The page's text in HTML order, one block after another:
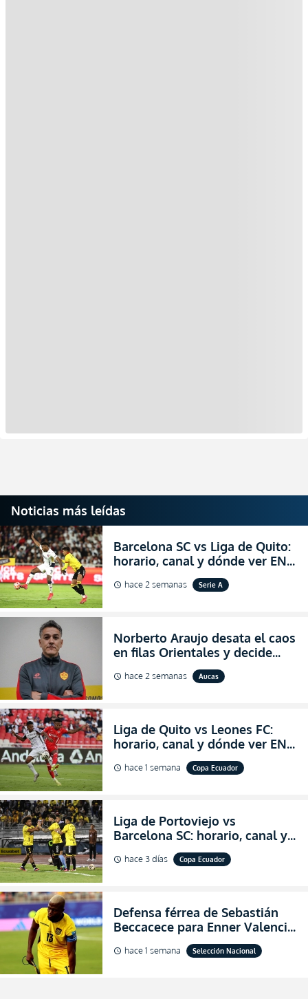
Noticias más leídas
Barcelona SC vs Liga de Quito:
horario, canal y dónde ver EN
VIVO la Fecha 22 de la LigaPro
2026
schedule hace 2 semanas Serie A
Norberto Araujo desata el caos
en filas Orientales y decide
abandonar la dirección técnica
de Aucas
schedule hace 2 semanas Aucas
Liga de Quito vs Leones FC:
horario, canal y dónde ver EN
VIVO los octavos de final de la
Copa Ecuador 2026
schedule hace 1 semana Copa Ecuador
Liga de Portoviejo vs
Barcelona SC: horario, canal y
dónde ver EN VIVO los octavos
de final de la Copa Ecuador
schedule hace 3 días Copa Ecuador
Defensa férrea de Sebastián
Beccacece para Enner Valencia
al indicar que era el hombre
indicado para Ecuador
schedule hace 1 semana Selección Nacional